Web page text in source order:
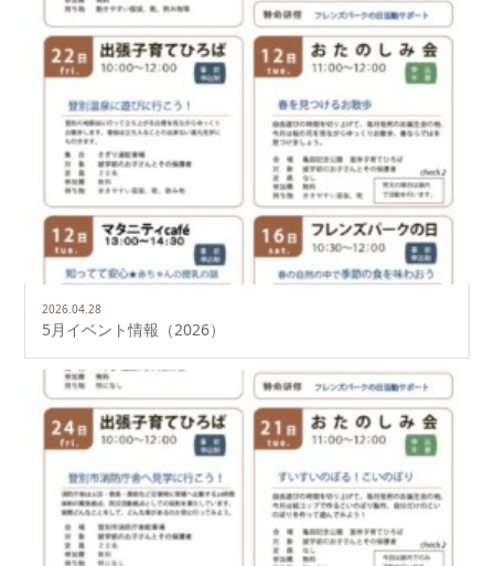
2026.04.28
5月イベント情報（2026）